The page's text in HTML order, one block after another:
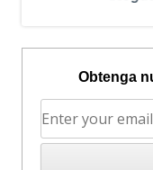
Obtenga